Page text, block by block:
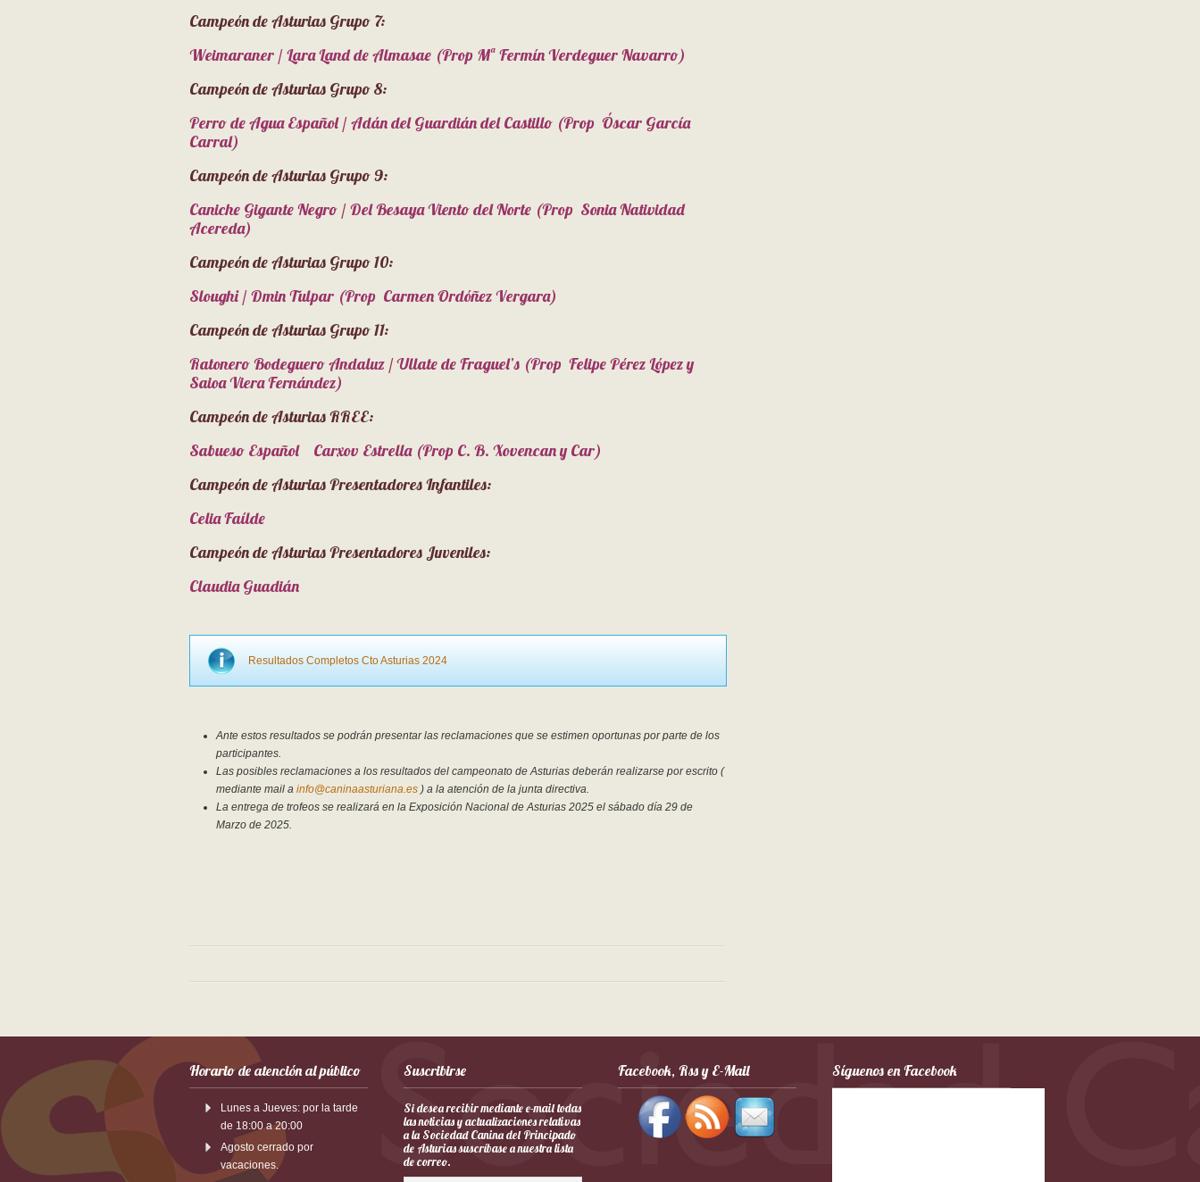
Campeón de Asturias Grupo 7:
Weimaraner / Lara Land de Almasae (Prop Mª Fermín Verdeguer Navarro)
Campeón de Asturias Grupo 8:
Perro de Agua Español / Adán del Guardián del Castillo (Prop Óscar García
Carral)
Campeón de Asturias Grupo 9:
Caniche Gigante Negro / Del Besaya Viento del Norte (Prop Sonia Natividad
Acereda)
Campeón de Asturias Grupo 10:
Sloughi / Dmin Tulpar (Prop Carmen Ordóñez Vergara)
Campeón de Asturias Grupo 11:
Ratonero Bodeguero Andaluz / Ullate de Fraguel’s (Prop Felipe Pérez López y
Saioa Viera Fernández)
Campeón de Asturias RREE:
Sabueso Español Carxov Estrella (Prop C. B. Xovencan y Car)
Campeón de Asturias Presentadores Infantiles:
Celia Faílde
Campeón de Asturias Presentadores Juveniles:
Claudia Guadián
Resultados Completos Cto Asturias 2024
Ante estos resultados se podrán presentar las reclamaciones que se estimen oportunas por parte de los
participantes.
Las posibles reclamaciones a los resultados del campeonato de Asturias deberán realizarse por escrito (
mediante mail a info@caninaasturiana.es ) a la atención de la junta directiva.
La entrega de trofeos se realizará en la Exposición Nacional de Asturias 2025 el sábado día 29 de
Marzo de 2025.
Horario de atención al público
Lunes a Jueves: por la tarde
de 18:00 a 20:00
Agosto cerrado por
vacaciones.
Suscribirse
Si desea recibir mediante e-mail todas
las noticias y actualizaciones relativas
a la Sociedad Canina del Principado
de Asturias suscríbase a nuestra lista
de correo.
Facebook, Rss y E-Mail Síguenos en Facebook